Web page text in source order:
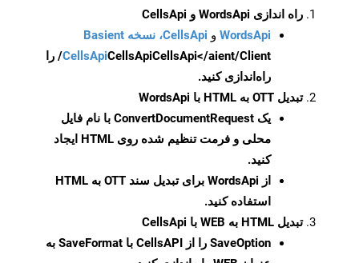
راه اندازی WordsApi و CellsApi
WordsApi و CellsApi، نسخه Basient
CellsApiCellsApi
CellsApi</aient/Client/ را
راه‌اندازی کنید.
تبدیل OTT به HTML با WordsApi
یک ConvertDocumentRequest با نام فایل
محلی و فرمت تنظیم شده روی HTML ایجاد
کنید.
از WordsApi برای تبدیل سند OTT به HTML
استفاده کنید.
تبدیل HTML به WEB با CellsApi
SaveOption
را از CellsAPI با SaveFormat به